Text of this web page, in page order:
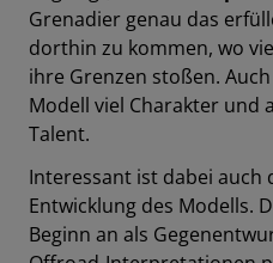
Grenadier genau das
dorthin zu kommen, wo
ihre Grenzen stoßen. Auch
Modell viel Charakter und
Talent.
Interessant ist dabei auch
Entwicklung des Modells.
Beginn an als